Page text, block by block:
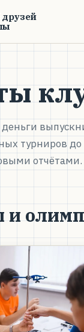
друзей
деньги
турниров
отчётами.
и